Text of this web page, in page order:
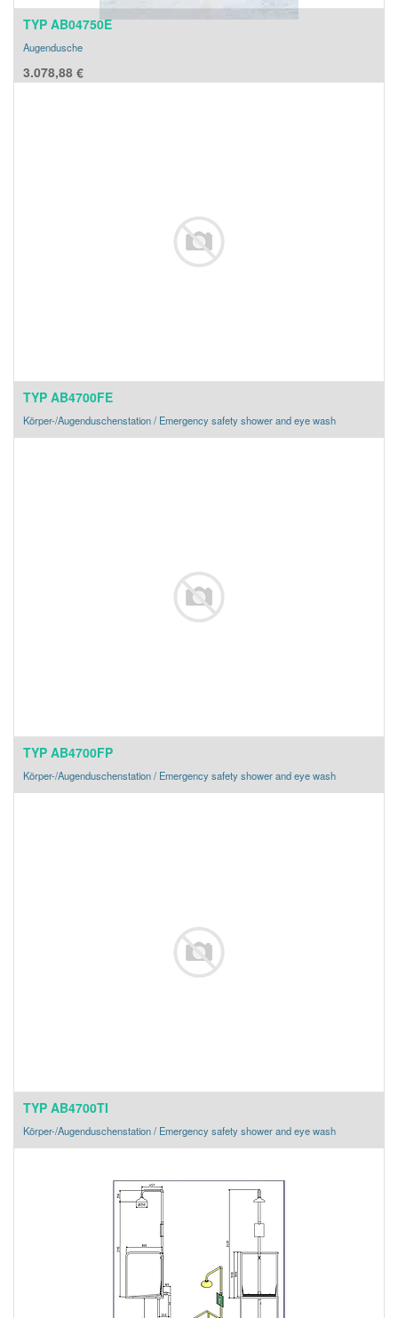
TYP AB04750E
Augendusche
3.078,88 €
TYP AB4700FE
Körper-/Augenduschenstation / Emergency safety shower and eye wash
TYP AB4700FP
Körper-/Augenduschenstation / Emergency safety shower and eye wash
TYP AB4700TI
Körper-/Augenduschenstation / Emergency safety shower and eye wash